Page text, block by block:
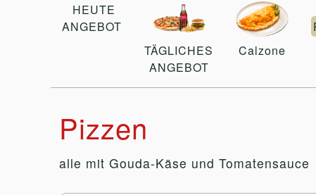
HEUTE
ANGEBOT
TÄGLICHES
ANGEBOT
Calzone
Pizzen
alle mit Gouda-Käse und Tomatensauce